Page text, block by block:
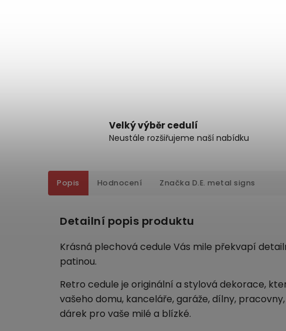
Velký výběr cedulí
Neustále rozšiřujeme naší nabídku
Popis Hodnocení Značka D.E. metal signs
Detailní popis produktu
Krásná plechová cedule Vás mile překvapí
patinou.
Retro cedule je originální a stylová dekorace,
vašeho domu, kanceláře, garáže, dílny,
dárek pro vaše milé a blízké.